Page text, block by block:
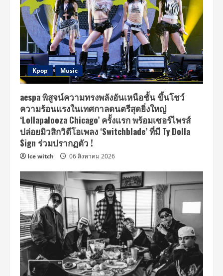
Kpop Music
aespa พิสูจน์ความทรงพลังอันเหนือชั้น ขึ้นโชว์
ความร้อนแรงในเทศกาลดนตรีสุดยิ่งใหญ่
‘Lollapalooza Chicago’ ครั้งแรก พร้อมเซอร์ไพรส์
ปล่อยมิวสิกวิดีโอเพลง ‘Switchblade’ ที่มี Ty Dolla
$ign ร่วมปรากฏตัว !
Ice witch 06 สิงหาคม 2026